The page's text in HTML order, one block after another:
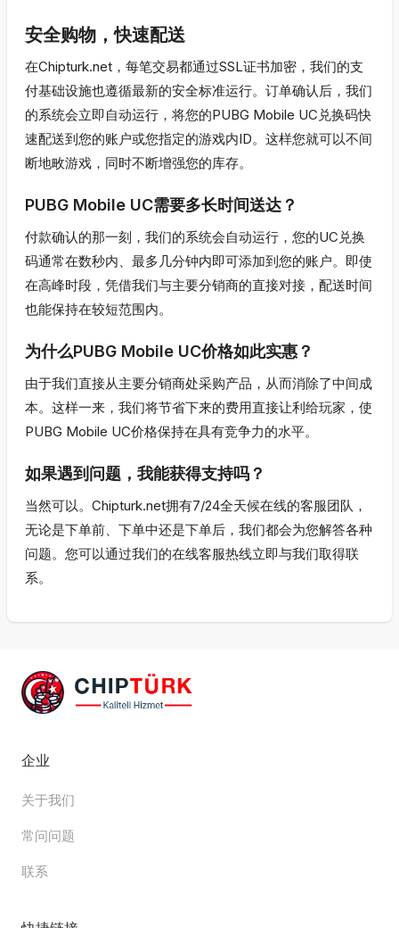
安全购物，快速配送
在Chipturk.net，每笔交易都通过SSL证书加密，我们的支
付基础设施也遵循最新的安全标准运行。订单确认后，我们
的系统会立即自动运行，将您的PUBG Mobile UC兑换码快
速配送到您的账户或您指定的游戏内ID。这样您就可以不间
断地畋游戏，同时不断增强您的库存。
PUBG Mobile UC需要多长时间送达？
付款确认的那一刻，我们的系统会自动运行，您的UC兑换
码通常在数秒内、最多几分钟内即可添加到您的账户。即使
在高峰时段，凭借我们与主要分销商的直接对接，配送时间
也能保持在较短范围内。
为什么PUBG Mobile UC价格如此实惠？
由于我们直接从主要分销商处采购产品，从而消除了中间成
本。这样一来，我们将节省下来的费用直接让利给玩家，使
PUBG Mobile UC价格保持在具有竞争力的水平。
如果遇到问题，我能获得支持吗？
当然可以。Chipturk.net拥有7/24全天候在线的客服团队，
无论是下单前、下单中还是下单后，我们都会为您解答各种
问题。您可以通过我们的在线客服热线立即与我们取得联
系。
企业
关于我们
常问问题
联系